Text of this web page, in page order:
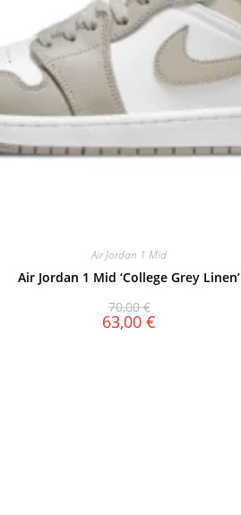
Air Jordan 1 Mid
Air Jordan 1 Mid ‘College Grey Linen’
70,00€
63,00 €